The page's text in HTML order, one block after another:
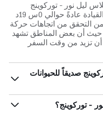
كلاس ليل نور - توركوينج
وأقرب مطار، مطار ليكا، تستغرق القيادة عادةً حوالي 0س 19د
التحقق من اتجاهات حركة
حيث أن بعض المناطق تشهد
تزيد من وقت السفر
صديقاً للحيوانات
- توركوينج؟